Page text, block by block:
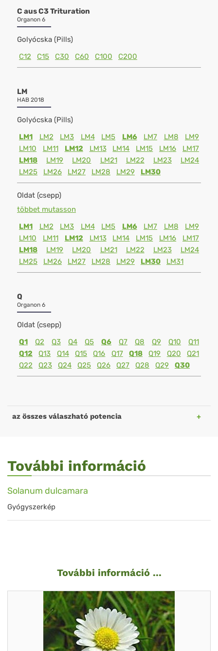
C aus C3 Trituration
Organon 6
Golyócska (Pills)
C12
C15 C30 C60 C100 C200
LM
HAB 2018
Golyócska (Pills)
LM1
LM2 LM3 LM4 LM5 LM6 LM7 LM8
LM9
LM10
LM11 LM12 LM13 LM14 LM15 LM16
LM17
LM18
LM19 LM20 LM21 LM22 LM23
LM24
LM25
LM26 LM27 LM28 LM29 LM30
Oldat (csepp)
többet mutasson
LM1
LM2 LM3 LM4 LM5 LM6 LM7 LM8
LM9
LM10
LM11 LM12 LM13 LM14 LM15 LM16
LM17
LM18
LM19 LM20 LM21 LM22 LM23
LM24
LM25
LM26 LM27 LM28 LM29 LM30 LM31
Q
Organon 6
Oldat (csepp)
Q1
Q2 Q3 Q4 Q5 Q6 Q7 Q8 Q9 Q10
Q11
Q12
Q13 Q14 Q15 Q16 Q17 Q18 Q19 Q20
Q21
Q22
Q23 Q24 Q25 Q26 Q27 Q28 Q29 Q30
az összes válaszható potencia
További információ
Solanum dulcamara
Gyógyszerkép
További információ ...